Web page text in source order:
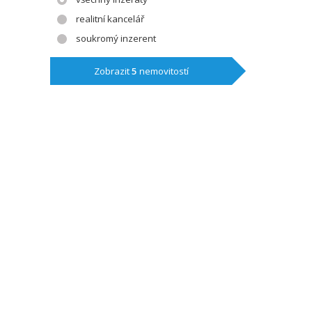
realitní kancelář
soukromý inzerent
Zobrazit5 nemovitostí